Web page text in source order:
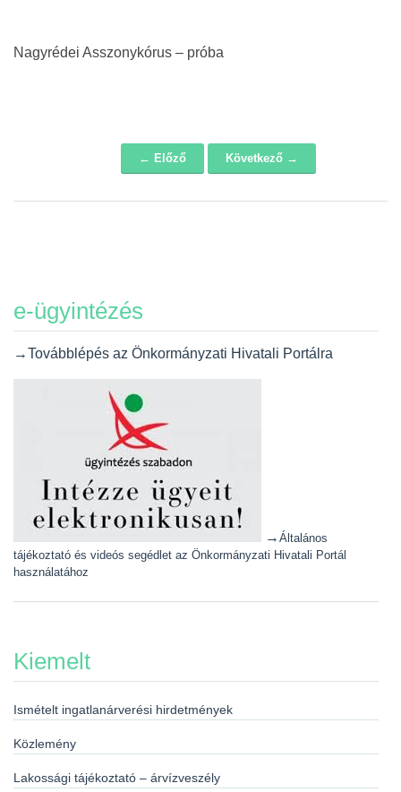
Nagyrédei Asszonykórus – próba
← Előző Következő →
e-ügyintézés
→Továbblépés az Önkormányzati Hivatali Portálra
→ Általános
tájékoztató és videós segédlet az Önkormányzati Hivatali Portál
használatához
Kiemelt
Ismételt ingatlanárverési hirdetmények
Közlemény
Lakossági tájékoztató – árvízveszély